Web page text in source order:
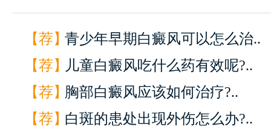
【荐】青少年早期白癜风可以怎么治..
【荐】 儿童白癜风吃什么药有效呢?..
【荐】胸部白癜风应该如何治疗?..
【荐】白斑的患处出现外伤怎么办?..